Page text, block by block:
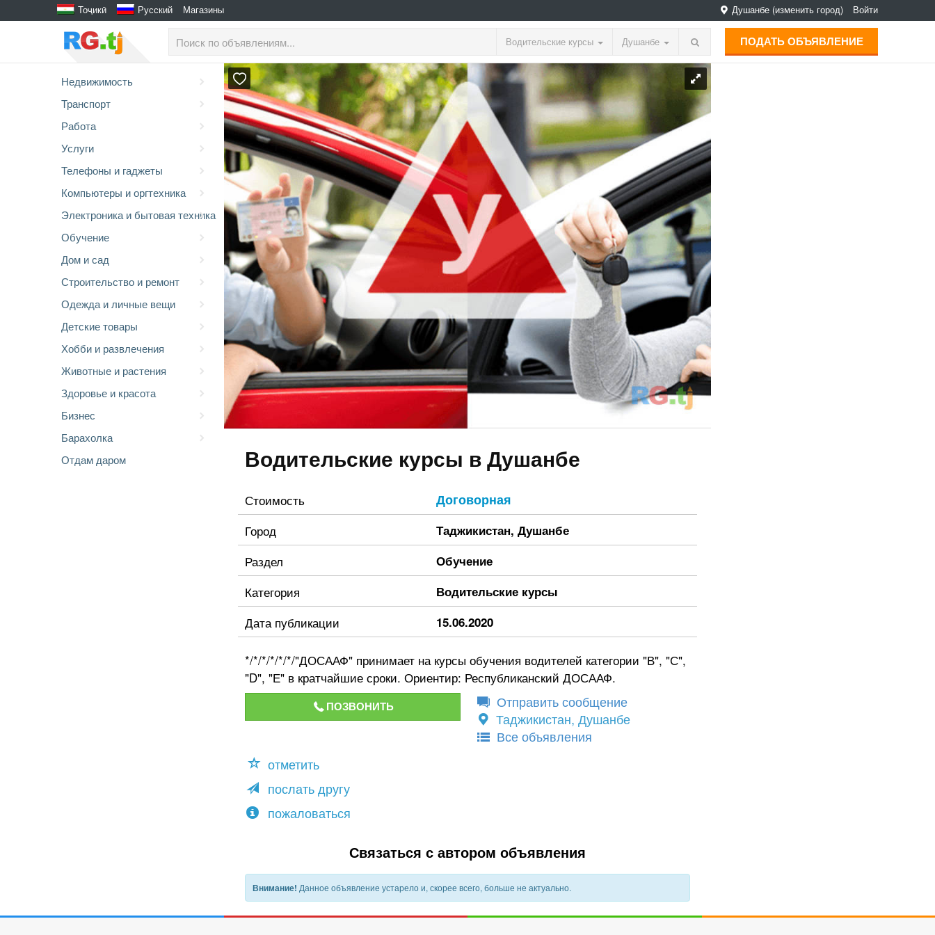
Тоҷикӣ Русский Магазины Душанбе (изменить город) Войти
Водительские курсы Душанбе ПОДАТЬ ОБЪЯВЛЕНИЕ
Недвижимость
Транспорт
Работа
Услуги
Телефоны и гаджеты
Компьютеры и оргтехника
Электроника и бытовая техника
Обучение
Дом и сад
Строительство и ремонт
Одежда и личные вещи
Детские товары
Хобби и развлечения
Животные и растения
Здоровье и красота
Бизнес
Барахолка
Отдам даром
Водительские курсы в Душанбе
Стоимость Договорная
Город Таджикистан, Душанбе
Раздел Обучение
Категория Водительские курсы
Дата публикации 15.06.2020
*/*/*/*/*/*/"ДОСААФ" принимает на курсы обучения водителей категории "В", "С",
"D", "Е" в кратчайшие сроки. Ориентир: Республиканский ДОСААФ.
ПОЗВОНИТЬ
Отправить сообщение
Таджикистан, Душанбе
Все объявления
отметить
послать другу
пожаловаться
Связаться с автором объявления
Внимание! Данное объявление устарело и, скорее всего, больше не актуально.